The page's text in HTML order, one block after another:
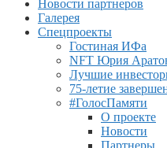
Новости партнеров
Галерея
Спецпроекты
Гостиная ИФа
NFT Юрия
Лучшие
75-летие
#ГолосПамяти
О проекте
Новости
Партнеры